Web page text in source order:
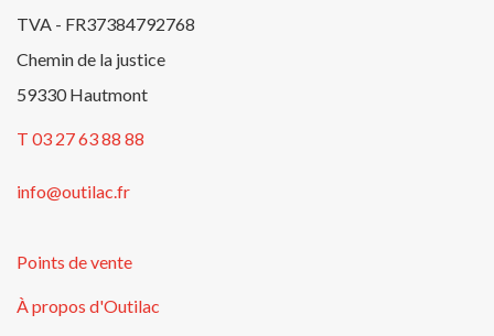
TVA - FR37384792768
Chemin de la justice
59330 Hautmont
T 03 27 63 88 88
info@outilac.fr
Points de vente
À propos d'Outilac